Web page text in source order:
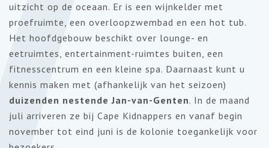
uitzicht op de oceaan. Er is een wijnkelder met
proefruimte, een overloopzwembad en een hot tub.
Het hoofdgebouw beschikt over lounge- en
eetruimtes, entertainment-ruimtes buiten, een
fitnesscentrum en een kleine spa. Daarnaast kunt u
kennis maken met (afhankelijk van het seizoen)
duizenden nestendeJan-van-Genten. In de maand
juli arriveren ze bij Cape Kidnappers en vanaf begin
november tot eind juni is de kolonie toegankelijk voor